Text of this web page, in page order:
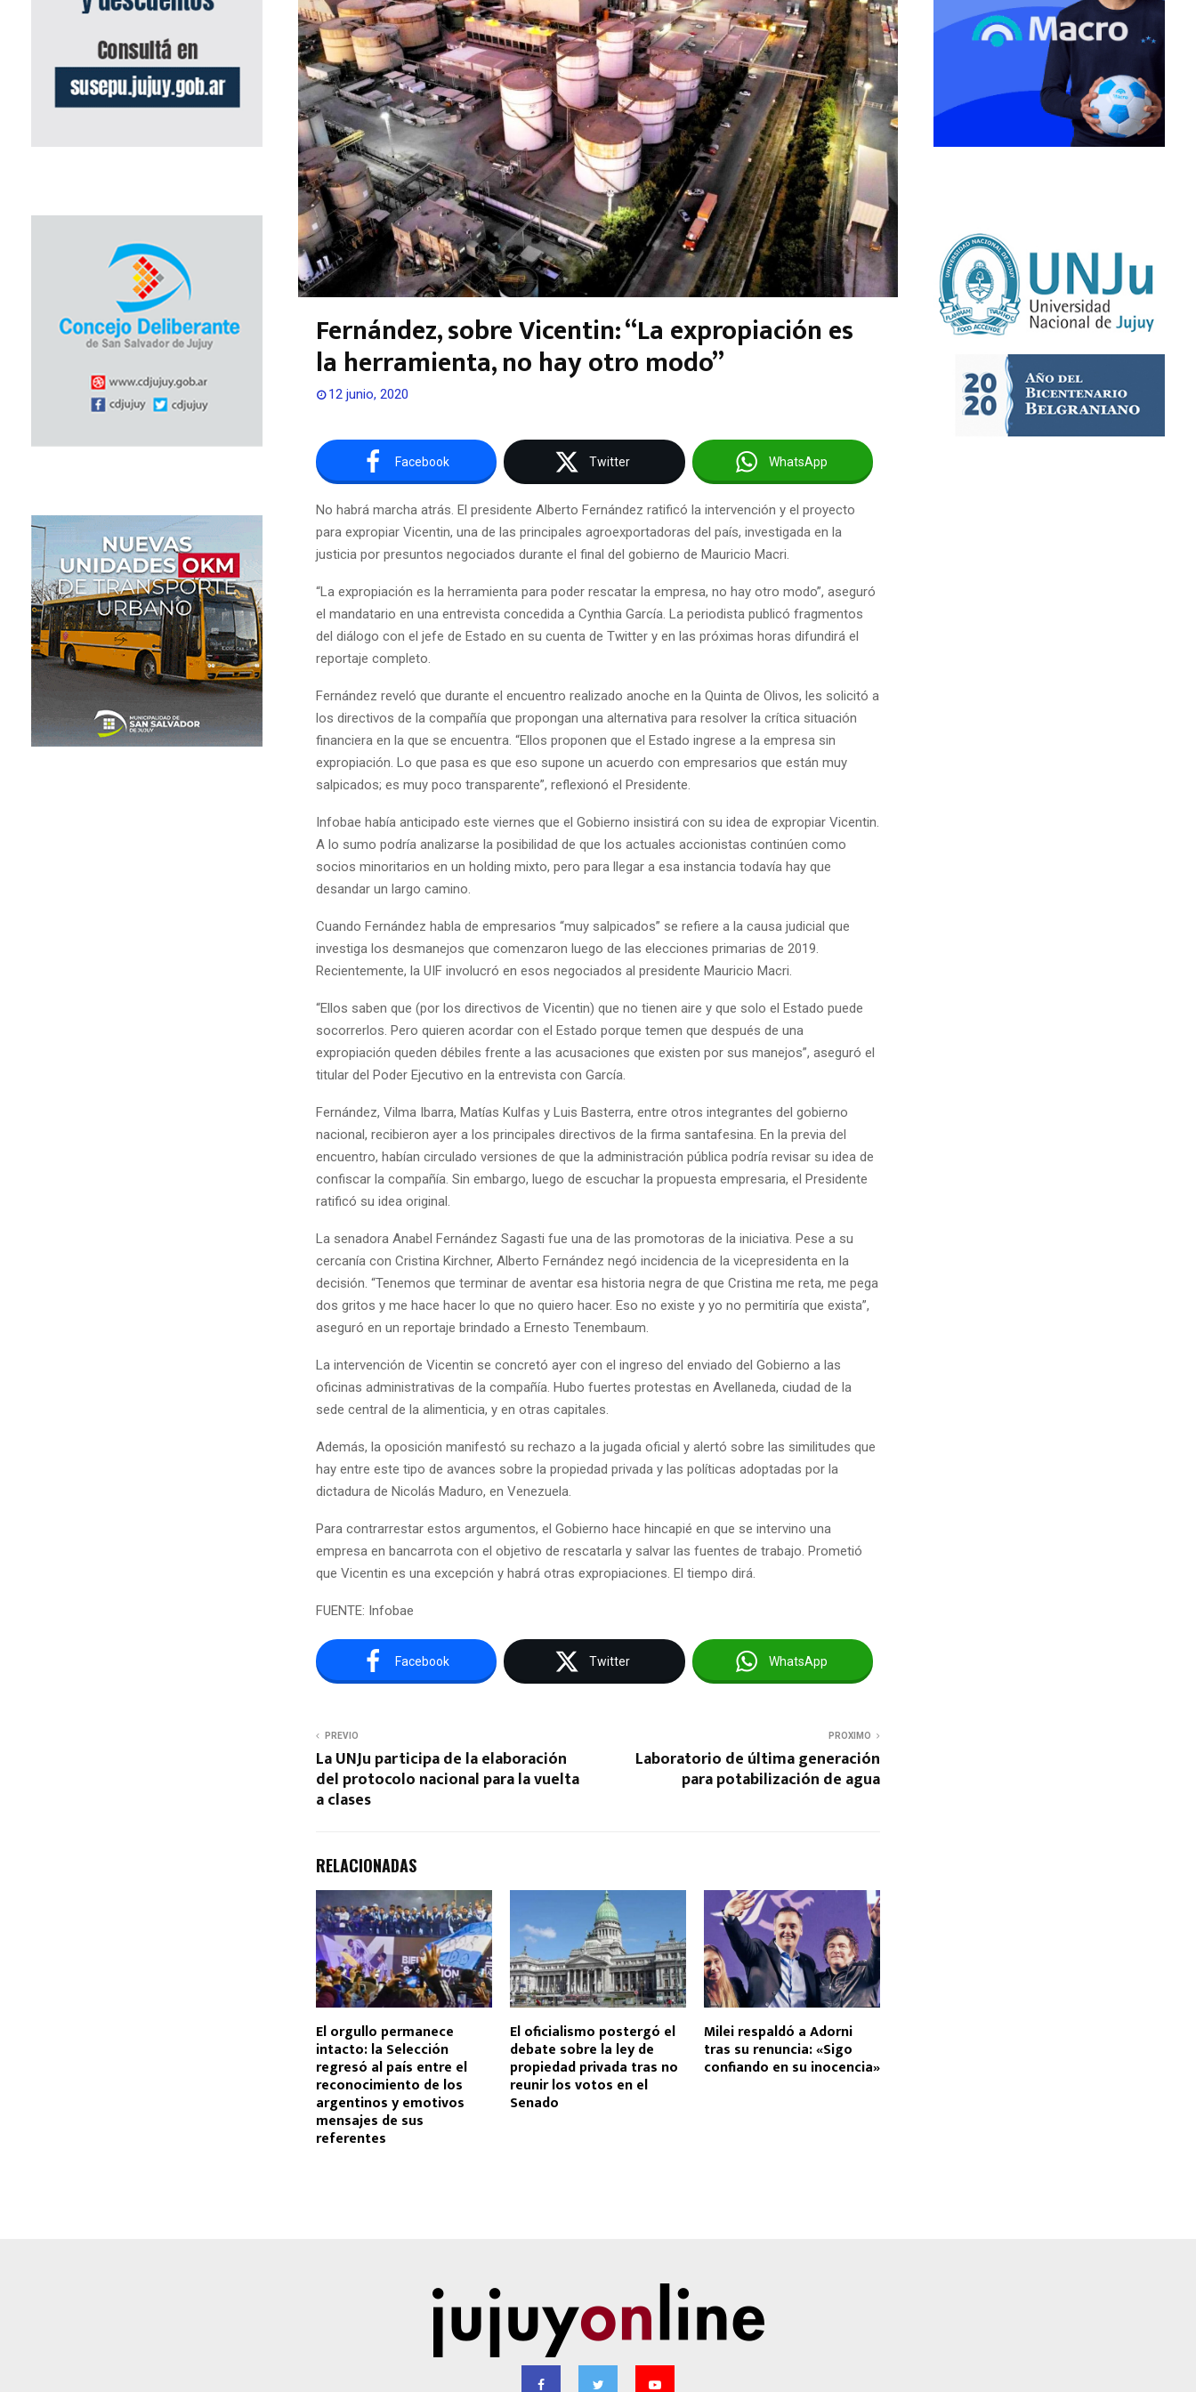
Fernández, sobre Vicentin: “La expropiación es
la herramienta, no hay otro modo”
12 junio, 2020
Facebook Twitter WhatsApp
No habrá marcha atrás. El presidente Alberto Fernández ratificó la intervención y el proyecto
para expropiar Vicentin, una de las principales agroexportadoras del país, investigada en la
justicia por presuntos negociados durante el final del gobierno de Mauricio Macri.
“La expropiación es la herramienta para poder rescatar la empresa, no hay otro modo”, aseguró
el mandatario en una entrevista concedida a Cynthia García. La periodista publicó fragmentos
del diálogo con el jefe de Estado en su cuenta de Twitter y en las próximas horas difundirá el
reportaje completo.
Fernández reveló que durante el encuentro realizado anoche en la Quinta de Olivos, les solicitó a
los directivos de la compañía que propongan una alternativa para resolver la crítica situación
financiera en la que se encuentra. “Ellos proponen que el Estado ingrese a la empresa sin
expropiación. Lo que pasa es que eso supone un acuerdo con empresarios que están muy
salpicados; es muy poco transparente”, reflexionó el Presidente.
Infobae había anticipado este viernes que el Gobierno insistirá con su idea de expropiar Vicentin.
A lo sumo podría analizarse la posibilidad de que los actuales accionistas continúen como
socios minoritarios en un holding mixto, pero para llegar a esa instancia todavía hay que
desandar un largo camino.
Cuando Fernández habla de empresarios “muy salpicados” se refiere a la causa judicial que
investiga los desmanejos que comenzaron luego de las elecciones primarias de 2019.
Recientemente, la UIF involucró en esos negociados al presidente Mauricio Macri.
“Ellos saben que (por los directivos de Vicentin) que no tienen aire y que solo el Estado puede
socorrerlos. Pero quieren acordar con el Estado porque temen que después de una
expropiación queden débiles frente a las acusaciones que existen por sus manejos”, aseguró el
titular del Poder Ejecutivo en la entrevista con García.
Fernández, Vilma Ibarra, Matías Kulfas y Luis Basterra, entre otros integrantes del gobierno
nacional, recibieron ayer a los principales directivos de la firma santafesina. En la previa del
encuentro, habían circulado versiones de que la administración pública podría revisar su idea de
confiscar la compañía. Sin embargo, luego de escuchar la propuesta empresaria, el Presidente
ratificó su idea original.
La senadora Anabel Fernández Sagasti fue una de las promotoras de la iniciativa. Pese a su
cercanía con Cristina Kirchner, Alberto Fernández negó incidencia de la vicepresidenta en la
decisión. “Tenemos que terminar de aventar esa historia negra de que Cristina me reta, me pega
dos gritos y me hace hacer lo que no quiero hacer. Eso no existe y yo no permitiría que exista”,
aseguró en un reportaje brindado a Ernesto Tenembaum.
La intervención de Vicentin se concretó ayer con el ingreso del enviado del Gobierno a las
oficinas administrativas de la compañía. Hubo fuertes protestas en Avellaneda, ciudad de la
sede central de la alimenticia, y en otras capitales.
Además, la oposición manifestó su rechazo a la jugada oficial y alertó sobre las similitudes que
hay entre este tipo de avances sobre la propiedad privada y las políticas adoptadas por la
dictadura de Nicolás Maduro, en Venezuela.
Para contrarrestar estos argumentos, el Gobierno hace hincapié en que se intervino una
empresa en bancarrota con el objetivo de rescatarla y salvar las fuentes de trabajo. Prometió
que Vicentin es una excepción y habrá otras expropiaciones. El tiempo dirá.
FUENTE: Infobae
Facebook Twitter WhatsApp
PREVIO
La UNJu participa de la elaboración
del protocolo nacional para la vuelta
a clases
PROXIMO
Laboratorio de última generación
para potabilización de agua
RELACIONADAS
El orgullo permanece
intacto: la Selección
regresó al país entre el
reconocimiento de los
argentinos y emotivos
mensajes de sus
referentes
El oficialismo postergó el
debate sobre la ley de
propiedad privada tras no
reunir los votos en el
Senado
Milei respaldó a Adorni
tras su renuncia: «Sigo
confiando en su inocencia»